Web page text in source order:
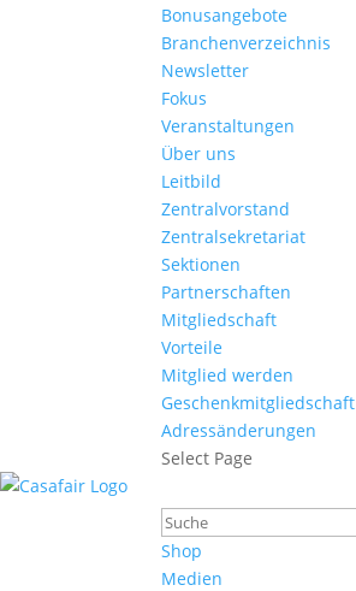
Bonusangebote
Branchenverzeichnis
Newsletter
Fokus
Veranstaltungen
Über uns
Leitbild
Zentralvorstand
Zentralsekretariat
Sektionen
Partnerschaften
Mitgliedschaft
Vorteile
Mitglied werden
Geschenkmitgliedschaft
Adressänderungen
Select Page
Shop
Medien